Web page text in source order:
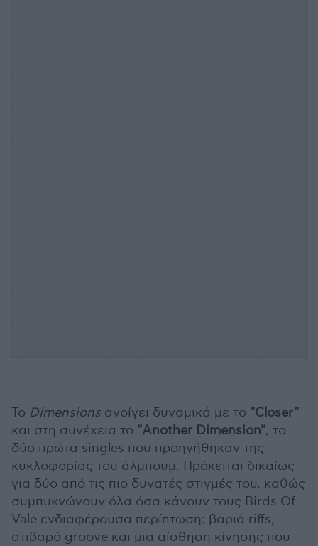
Το Dimensions ανοίγει δυναμικά με το "Closer"
και στη συνέχεια το "Another Dimension", τα
δύο πρώτα singles που προηγήθηκαν της
κυκλοφορίας του άλμπουμ. Πρόκειται δικαίως
για δύο από τις πιο δυνατές στιγμές του, καθώς
συμπυκνώνουν όλα όσα κάνουν τους Birds Of
Vale ενδιαφέρουσα περίπτωση: βαριά riffs,
στιβαρό groove και μια αίσθηση κίνησης που